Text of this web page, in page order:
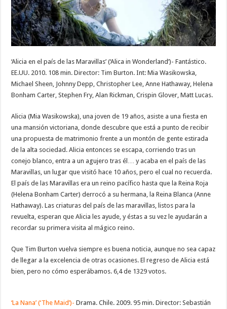
‘Alicia en el país de las Maravillas’ (‘Alica in Wonderland’)- Fantástico.
EE.UU. 2010. 108 min. Director: Tim Burton. Int: Mia Wasikowska,
Michael Sheen, Johnny Depp, Christopher Lee, Anne Hathaway, Helena
Bonham Carter, Stephen Fry, Alan Rickman, Crispin Glover, Matt Lucas.
Alicia (Mia Wasikowska), una joven de 19 años, asiste a una fiesta en
una mansión victoriana, donde descubre que está a punto de recibir
una propuesta de matrimonio frente a un montón de gente estirada
de la alta sociedad. Alicia entonces se escapa, corriendo tras un
conejo blanco, entra a un agujero tras él… y acaba en el país de las
Maravillas, un lugar que visitó hace 10 años, pero el cual no recuerda.
El país de las Maravillas era un reino pacífico hasta que la Reina Roja
(Helena Bonham Carter) derrocó a su hermana, la Reina Blanca (Anne
Hathaway). Las criaturas del país de las maravillas, listos para la
revuelta, esperan que Alicia les ayude, y éstas a su vez le ayudarán a
recordar su primera visita al mágico reino.
Que Tim Burton vuelva siempre es buena noticia, aunque no sea capaz
de llegar a la excelencia de otras ocasiones. El regreso de Alicia está
bien, pero no cómo esperábamos. 6,4 de 1329 votos.
‘La Nana’ (‘The Maid’)-Drama. Chile. 2009. 95 min. Director: Sebastián